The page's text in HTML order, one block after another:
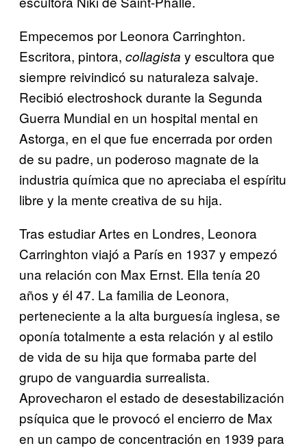
Empecemos por Leonora Carringhton.
Escritora, pintora, collagista y escultora que
siempre reivindicó su naturaleza salvaje.
Recibió electroshock durante la Segunda
Guerra Mundial en un hospital mental en
Astorga, en el que fue encerrada por orden
de su padre, un poderoso magnate de la
industria química que no apreciaba el espíritu
libre y la mente creativa de su hija.
Tras estudiar Artes en Londres, Leonora
Carringhton viajó a París en 1937 y empezó
una relación con Max Ernst. Ella tenía 20
años y él 47. La familia de Leonora,
perteneciente a la alta burguesía inglesa, se
oponía totalmente a esta relación y al estilo
de vida de su hija que formaba parte del
grupo de vanguardia surrealista.
Aprovecharon el estado de desestabilización
psíquica que le provocó el encierro de Max
en un campo de concentración en 1939 para